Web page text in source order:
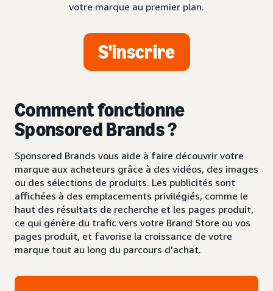
votre marque au premier plan.
S'inscrire
Comment fonctionne
Sponsored Brands ?
Sponsored Brands vous aide à faire découvrir votre
marque aux acheteurs grâce à des vidéos, des images
ou des sélections de produits. Les publicités sont
affichées à des emplacements privilégiés, comme le
haut des résultats de recherche et les pages produit,
ce qui génère du trafic vers votre Brand Store ou vos
pages produit, et favorise la croissance de votre
marque tout au long du parcours d'achat.